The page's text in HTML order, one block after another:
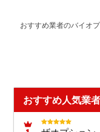
おすすめ業者のバイオ
おすすめ人気業